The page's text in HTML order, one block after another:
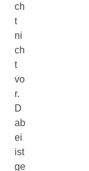
ch
t
ni
ch
t
vo
r.
D
ab
ei
ist
ge